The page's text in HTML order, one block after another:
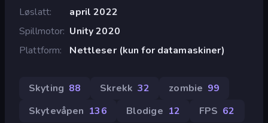
Løslatt
april 2022
Spillmotor Unity 2020
Plattform
Nettleser (kun for datamaskiner)
Skyting 88 Skrekk 32 zombie 99
Skytevåpen 136 Blodige 12 FPS 62